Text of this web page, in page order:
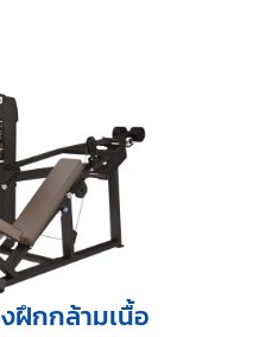
ฝึกกล้ามเนื้อ